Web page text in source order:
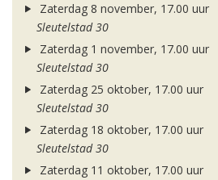
Zaterdag 8 november, 17.00 uur
Sleutelstad 30
Zaterdag 1 november, 17.00 uur
Sleutelstad 30
Zaterdag 25 oktober, 17.00 uur
Sleutelstad 30
Zaterdag 18 oktober, 17.00 uur
Sleutelstad 30
Zaterdag 11 oktober, 17.00 uur